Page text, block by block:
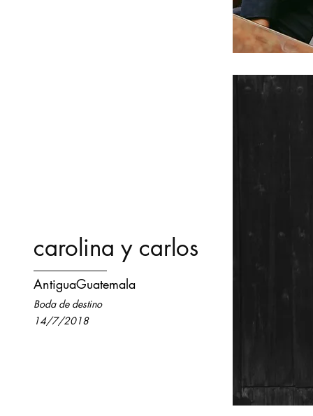
carolina y carlos
AntiguaGuatemala
Boda de destino
14/7/2018